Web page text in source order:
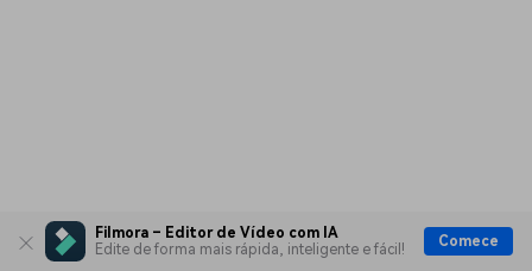
Filmora – Editor de Vídeo com IA
Edite de forma mais rápida, inteligente e fácil!
Comece